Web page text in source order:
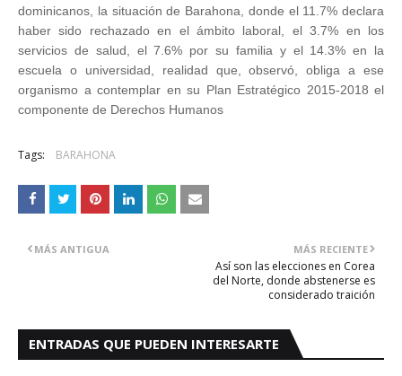
dominicanos, la situación de Barahona, donde el 11.7% declara
haber sido rechazado en el ámbito laboral, el 3.7% en los
servicios de salud, el 7.6% por su familia y el 14.3% en la
escuela o universidad, realidad que, observó, obliga a ese
organismo a contemplar en su Plan Estratégico 2015-2018 el
componente de Derechos Humanos
Tags: BARAHONA
MÁS RECIENTE
Así son las elecciones en Corea
del Norte, donde abstenerse es
considerado traición
MÁS ANTIGUA
ENTRADAS QUE PUEDEN INTERESARTE